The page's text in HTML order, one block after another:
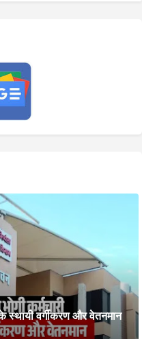
स्थायी वर्गीकरण और वेतनमान